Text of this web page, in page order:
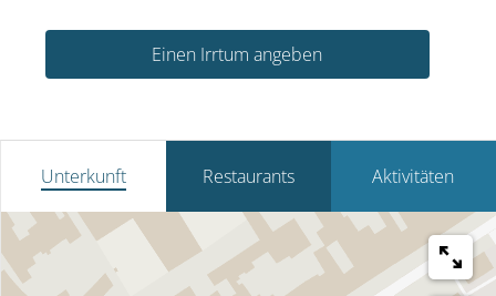
Einen Irrtum angeben
Unterkunft Restaurants Aktivitäten